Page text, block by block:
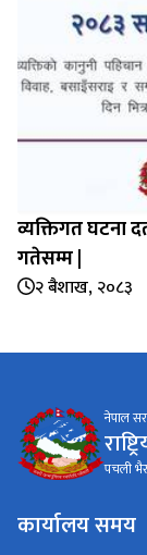
व्यक्तिगत घटना
गतेसम्म |
२ बैशाख, २०८३
नेपाल
पचली
कार्यालय समय